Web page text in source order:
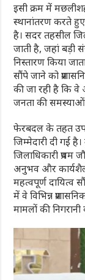
इसी क्रम में
स्थानांतरण करते हुए
है। सदर तहसील
जाती है, जहां बड़ी
निस्तारण किया
सौंपे जाने को
की जा रही है कि
जनता की समस्याओं
फेरबदल के तहत उप
जिम्मेदारी दी गई
जिलाधिकारी प्रथम
अनुभव और
महत्वपूर्ण दायित्व
में वे विभिन्न
मामलों की